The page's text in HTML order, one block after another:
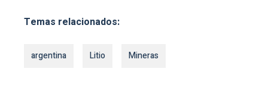
Temas relacionados:
argentina Litio Mineras